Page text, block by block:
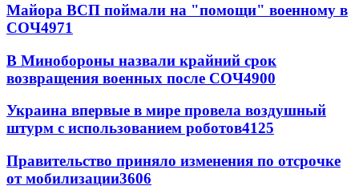
Майора ВСП поймали на "помощи" военному в
СОЧ4971
В Минобороны назвали крайний срок
возвращения военных после СОЧ4900
Украина впервые в мире провела воздушный
штурм с использованием роботов4125
Правительство приняло изменения по отсрочке
от мобилизации3606